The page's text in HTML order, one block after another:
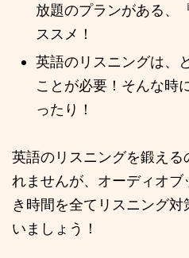
放題のプランがある、
ススメ！
英語のリスニングは、
ことが必要！そんな時
ったり！
英語のリスニングを鍛える
れませんが、オーディオ
き時間を全てリスニング
いましょう！